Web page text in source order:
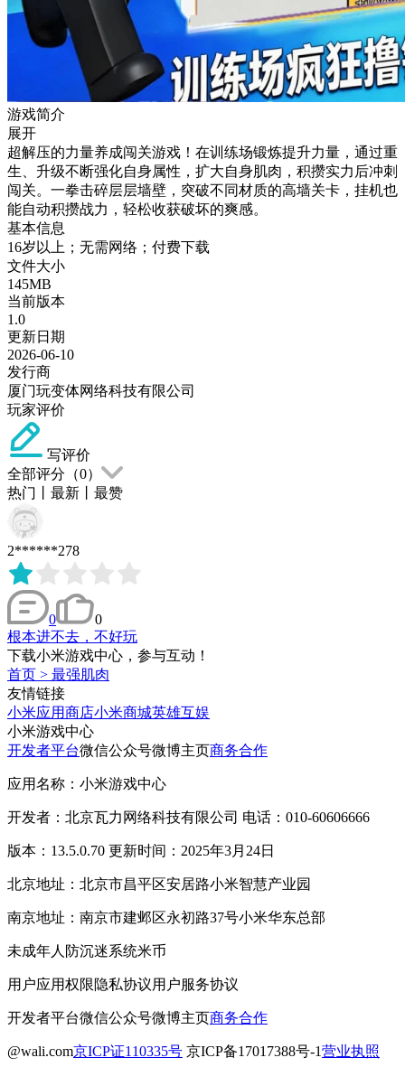
游戏简介
展开
超解压的力量养成闯关游戏！在训练场锻炼提升力量，通过重
生、升级不断强化自身属性，扩大自身肌肉，积攒实力后冲刺
闯关。一拳击碎层层墙壁，突破不同材质的高墙关卡，挂机也
能自动积攒战力，轻松收获破坏的爽感。
基本信息
16岁以上；无需网络；付费下载
文件大小
145MB
当前版本
1.0
更新日期
2026-06-10
发行商
厦门玩变体网络科技有限公司
玩家评价
写评价
全部评分（0）
热门
最新 最赞
2******278
0
0
根本进不去，不好玩
下载小米游戏中心，参与互动！
首页 > 最强肌肉
友情链接
小米应用商店小米商城英雄互娱
小米游戏中心
开发者平台微信公众号微博主页商务合作
应用名称：小米游戏中心
开发者：北京瓦力网络科技有限公司 电话：010-60606666
版本：13.5.0.70 更新时间：2025年3月24日
北京地址：北京市昌平区安居路小米智慧产业园
南京地址：南京市建邺区永初路37号小米华东总部
未成年人防沉迷系统米币
用户应用权限隐私协议用户服务协议
开发者平台微信公众号微博主页商务合作
@wali.com京ICP证110335号 京ICP备17017388号-1营业执照